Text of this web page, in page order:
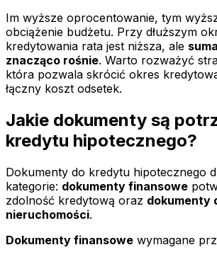
Im wyższe oprocentowanie, tym
obciążenie budżetu. Przy dłuższym
kredytowania rata jest niższa, ale
znacząco rośnie. Warto rozważyć
która pozwala skrócić okres
łączny koszt odsetek.
Jakie dokumenty są
kredytu hipotecznego?
Dokumenty do kredytu hipotecznego
kategorie: dokumenty finansowe
zdolność kredytową oraz dokumenty
nieruchomości.
Dokumenty finansowe wymagane